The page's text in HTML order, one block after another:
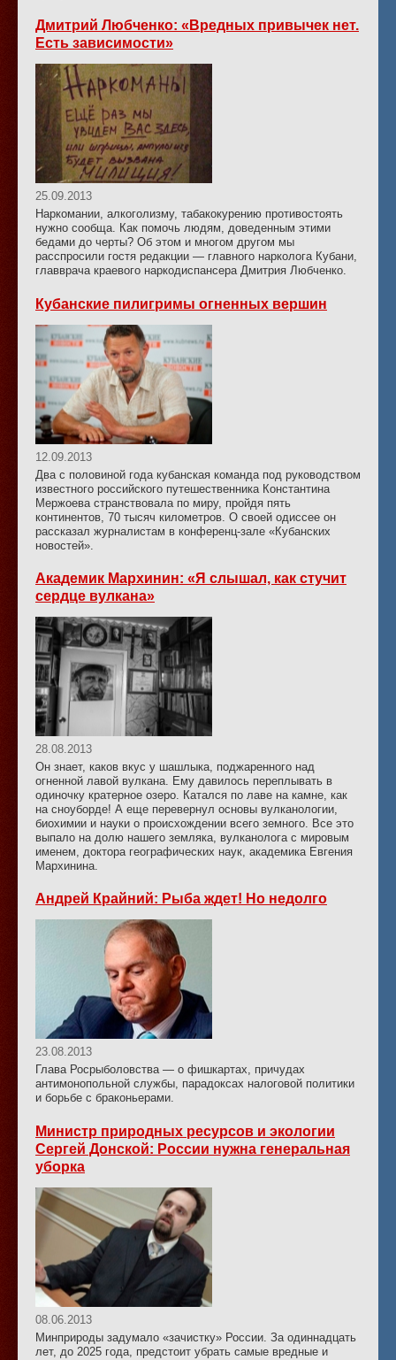
Дмитрий Любченко: «Вредных привычек нет.
Есть зависимости»
25.09.2013
Наркомании, алкоголизму, табакокурению противостоять
нужно сообща. Как помочь людям, доведенным этими
бедами до черты? Об этом и многом другом мы
расспросили гостя редакции — главного нарколога Кубани,
главврача краевого наркодиспансера Дмитрия Любченко.
Кубанские пилигримы огненных вершин
12.09.2013
Два с половиной года кубанская команда под руководством
известного российского путешественника Константина
Мержоева странствовала по миру, пройдя пять
континентов, 70 тысяч километров. О своей одиссее он
рассказал журналистам в конференц-зале «Кубанских
новостей».
Академик Мархинин: «Я слышал, как стучит
сердце вулкана»
28.08.2013
Он знает, каков вкус у шашлыка, поджаренного над
огненной лавой вулкана. Ему давилось переплывать в
одиночку кратерное озеро. Катался по лаве на камне, как
на сноуборде! А еще перевернул основы вулканологии,
биохимии и науки о происхождении всего земного. Все это
выпало на долю нашего земляка, вулканолога с мировым
именем, доктора географических наук, академика Евгения
Мархинина.
Андрей Крайний: Рыба ждет! Но недолго
23.08.2013
Глава Росрыболовства — о фишкартах, причудах
антимонопольной службы, парадоксах налоговой политики
и борьбе с браконьерами.
Министр природных ресурсов и экологии
Сергей Донской: России нужна генеральная
уборка
08.06.2013
Минприроды задумало «зачистку» России. За одиннадцать
лет, до 2025 года, предстоит убрать самые вредные и